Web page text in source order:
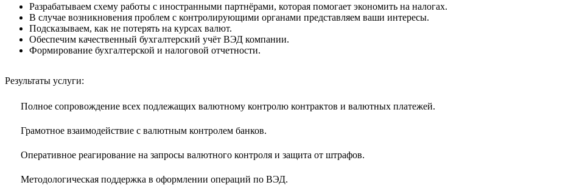
Разрабатываем схему работы с иностранными партнёрами, которая помогает экономить на налогах.
В случае возникновения проблем с контролирующими органами представляем ваши интересы.
Подсказываем, как не потерять на курсах валют.
Обеспечим качественный бухгалтерский учёт ВЭД компании.
Формирование бухгалтерской и налоговой отчетности.
Результаты услуги:
Полное сопровождение всех подлежащих валютному контролю контрактов и валютных платежей.
Грамотное взаимодействие с валютным контролем банков.
Оперативное реагирование на запросы валютного контроля и защита от штрафов.
Методологическая поддержка в оформлении операций по ВЭД.